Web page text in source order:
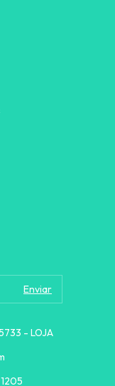
- LOJA